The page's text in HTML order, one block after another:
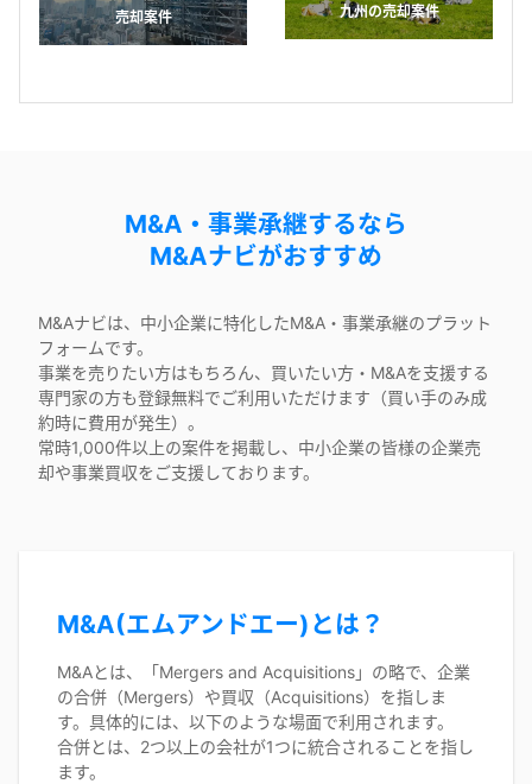
売却案件
九州の売却案件
M&A・事業承継するなら
M&Aナビがおすすめ
M&Aナビは、中小企業に特化したM&A・事業承継のプラット
フォームです。
事業を売りたい方はもちろん、買いたい方・M&Aを支援する
専門家の方も登録無料でご利用いただけます（買い手のみ成
約時に費用が発生）。
常時1,000件以上の案件を掲載し、中小企業の皆様の企業売
却や事業買収をご支援しております。
M&A(エムアンドエー)とは？
M&Aとは、「Mergers and Acquisitions」の略で、企業
の合併（Mergers）や買収（Acquisitions）を指しま
す。具体的には、以下のような場面で利用されます。
合併とは、2つ以上の会社が1つに統合されることを指し
ます。